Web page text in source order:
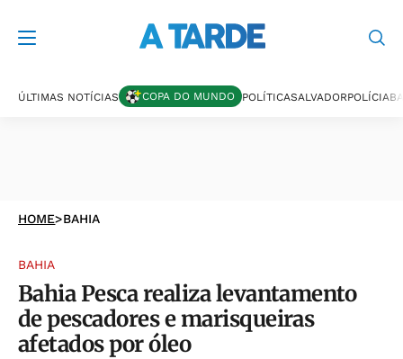
ÚLTIMAS NOTÍCIAS COPA DO MUNDO POLÍTICASALVADORPOLÍCIA
HOME>BAHIA
BAHIA
Bahia Pesca realiza levantamento
de pescadores e marisqueiras
afetados por óleo